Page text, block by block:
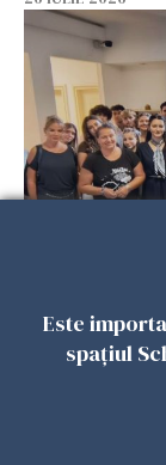
Consulatul
intervenții
Este
spațiul